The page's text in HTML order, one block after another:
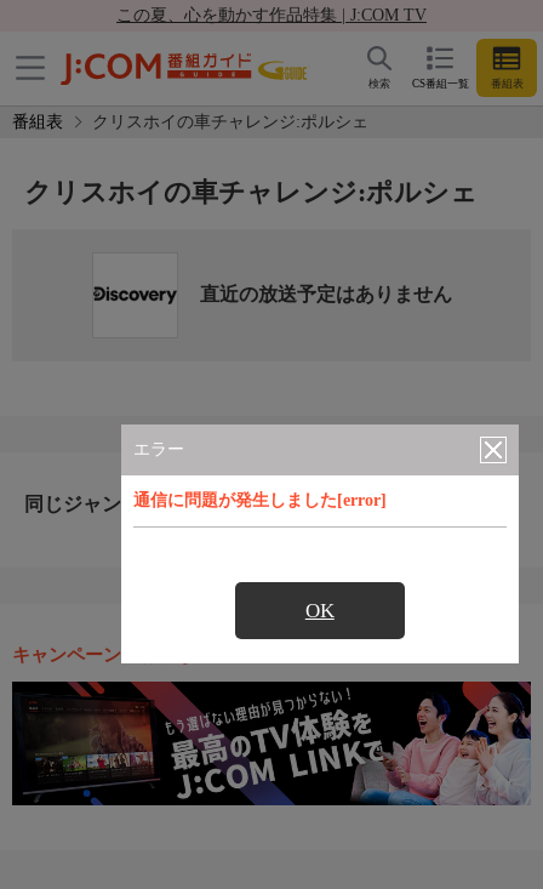
この夏、心を動かす作品特集 | J:COM TV
CS番組一覧 番組表
検索
番組表 クリスホイの車チャレンジ:ポルシェ
エラー
通信に問題が発生しました[error]
OK
クリスホイの車チャレンジ:ポルシェ
直近の放送予定はありません
同じジャンルのおすすめ番組
キャンペーン・お得な情報